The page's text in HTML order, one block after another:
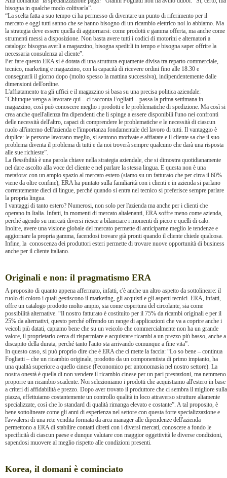
bisogna in qualche modo coltivarla”.
“La scelta fatta a suo tempo ci ha permesso di diventare un punto di riferimento per il
mercato e oggi tutti sanno che se hanno bisogno di un ricambio elettrico noi lo abbiamo. Ma
la strategia deve essere quella di aggiornarsi: come prodotti e gamma offerta, ma anche come
strumenti messi a disposizione. Non basta avere tutti i codici di motorini e alternatori a
catalogo: bisogna averli a magazzino, bisogna spedirli in tempo e bisogna saper offrire la
necessaria consulenza al cliente”.
Per fare questo ERA si è dotata di una struttura equamente divisa tra reparto commerciale,
tecnico, marketing e magazzino, con la capacità di ricevere ordini fino alle 18.30 e
consegnarli il giorno dopo (molto spesso la mattina successiva), indipendentemente dalle
dimensioni dell'ordine.
L'affiatamento tra gli uffici e il magazzino si basa su una precisa politica aziendale:
“Chiunque venga a lavorare qui – ci racconta Fogliatti – passa la prima settimana in
magazzino, così può conoscere meglio i prodotti e le problematiche di spedizione. Ma così si
crea anche quell'allenza fra dipendenti che li spinge a essere disponibili l'uno nei confronti
delle necessità dell'altro, capaci di comprendere le problematiche e le necessità di ciascun
ruolo all'interno dell'azienda e l'importanza fondamentale del lavoro di tutti. Il vantaggio è
duplice: le persone lavorano meglio, si sentono motivate e affiatate e il cliente sa che il suo
problema diventa il problema di tutti e da noi troverà sempre qualcuno che darà una risposta
alle sue richieste”.
La flessibilità è una parola chiave nella strategia aziendale, che si dimostra quotidianamente
nel dare ascolto alla voce del cliente e nel parlare la stessa lingua. E questa non è una
metafora: con un ampio spazio al mercato estero (siamo su un fatturato che per circa il 60%
viene da oltre confine), ERA ha puntato sulla familiarità con i clienti e in azienda si parlano
correntemente dieci di lingue, perché quando si entra nel tecnico si preferisce sempre parlare
la propria lingua.
I vantaggi di tanto estero? Numerosi, non solo per l'azienda ma anche per i clienti che
operano in Italia. Infatti, in momenti di mercato altalenanti, ERA soffre meno come azienda,
perché agendo su mercati diversi riesce a bilanciare i momenti di picco e quelli di calo.
Inoltre, avere una visione globale del mercato permette di anticiparne meglio le tendenze e
aggiornare la propria gamma, facendosi trovare già pronti quando il cliente chiede qualcosa.
Infine, la conoscenza dei produttori esteri permette di trovare nuove opportunità di business
anche per il cliente italiano.
Originali e non: il pragmatismo ERA
A proposito di quanto appena affermato, infatti, c'è anche un altro aspetto da sottolineare: il
ruolo di coloro i quali gestiscono il marketing, gli acquisti e gli aspetti tecnici. ERA, infatti,
offre un catalogo prodotto molto ampio, sia come copertura del circolante, sia come
possibilità alternative. “Il nostro fatturato è costituito per il 75% da ricambi originali e per il
25% da alternativi, questo perché offrendo un range di applicazioni che va a coprire anche i
veicoli più datati, capiamo bene che su un veicolo che commercialmente non ha un grande
valore, il proprietario cerca di risparmiare e acquistare ricambi a un prezzo più basso, anche a
discapito della durata, perché tanto l'auto sta arrivando comunque a fine vita”.
In questo caso, si può proprio dire che è ERA che ci mette la faccia: “Lo so bene – continua
Fogliatti – che un ricambio originale, prodotto da un componentista di primo impianto, ha
una qualità superiore a quello cinese (l'economico per antonomasia nel nostro settore). La
nostra onestà è quella di non vendere il ricambio cinese per un pari prestazioni, ma nemmeno
proporre un ricambio scadente. Noi selezioniamo i prodotti che acquistiamo all'estero in base
a criteri di affidabilità e prezzo. Dopo aver trovato il produttore che ci sembra il migliore sulla
piazza, effettuiamo costantemente un controllo qualità in loco attraverso strutture altamente
specializzate, così che lo standard di qualità rimanga elevato e costante”. A tal proposito, è
bene sottolineare come gli anni di esperienza nel settore con questa forte specializzazione e
l'avvalersi di una rete vendita formata da area manager alle dipendenze dell'azienda
permettono a ERA di stabilire contatti diretti con i diversi mercati, conoscere a fondo le
specificità di ciascun paese e dunque valutare con maggior oggettività le diverse condizioni,
sapendosi muovere al meglio rispetto alle condizioni presenti.
Korea, il domani è cominciato